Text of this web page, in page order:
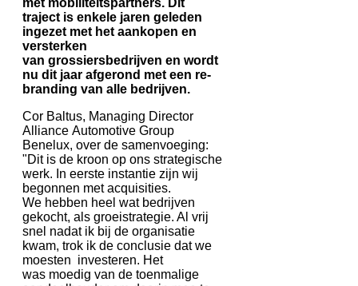
traject is enkele jaren geleden
ingezet met het aankopen en
versterken
van grossiersbedrijven en wordt
nu dit jaar afgerond met een re-
branding van alle bedrijven.
Cor Baltus, Managing Director
Alliance Automotive Group
Benelux, over de samenvoeging:
"Dit is de kroon op ons strategische
werk. In eerste instantie zijn wij
begonnen met acquisities.
We hebben heel wat bedrijven
gekocht, als groeistrategie. Al vrij
snel nadat ik bij de organisatie
kwam, trok ik de conclusie dat we
moesten investeren. Het
was moedig van de toenmalige